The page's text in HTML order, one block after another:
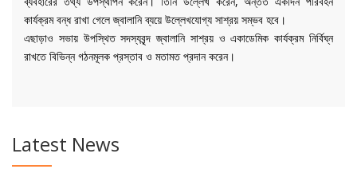
কার্যক্রম বন্ধ রাখা গেলে জ্বালানি ব্যয়ে উল্লেখযোগ্য সাশ্রয় সম্ভব হবে।
এছাড়াও সভায় উপস্থিত সদস্যবৃন্দ জ্বালানি সাশ্রয় ও একাডেমিক কার্যক্রম নির্বিঘ্ন
রাখতে বিভিন্ন গঠনমূলক প্রস্তাব ও মতামত প্রদান করেন।
Latest News